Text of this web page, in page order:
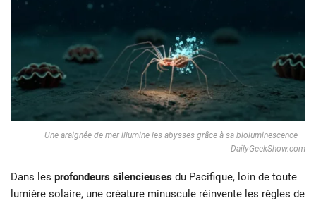
Une araignée de mer illumine les abysses grâce à sa bioluminescence –
DailyGeekShow.com
Dans les profondeurs silencieuses du Pacifique, loin de toute
lumière solaire, une créature minuscule réinvente les règles de